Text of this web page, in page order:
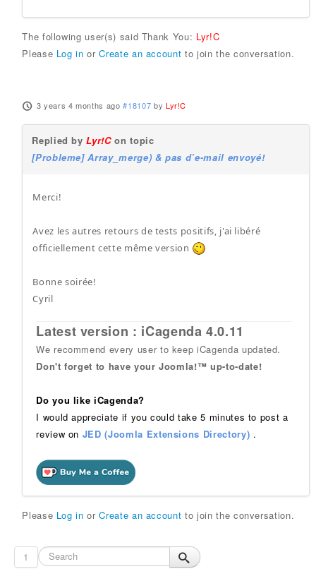
The following user(s) said Thank You: Lyr!C
Please Log in orCreate an account to join the conversation.
3 years 4 months ago #18107 by Lyr!C
Replied byLyr!Con topic
[Probleme] Array_merge) & pas d’e-mail envoyé!
Merci!
Avez les autres retours de tests positifs, j'ai libéré
officiellement cette même version
Bonne soirée!
Cyril
Latest version : iCagenda 4.0.11
We recommend every user to keep iCagenda updated.
Don't forget to have your Joomla!™ up-to-date!
Do you like iCagenda?
I would appreciate if you could take 5 minutes to post a
review on JED (Joomla Extensions Directory) .
Please Log in orCreate an account to join the conversation.
1